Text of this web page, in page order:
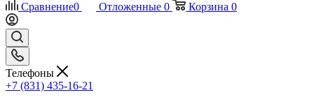
Сравнение0 Отложенные 0 Корзина 0
Телефоны
+7 (831) 435-16-21